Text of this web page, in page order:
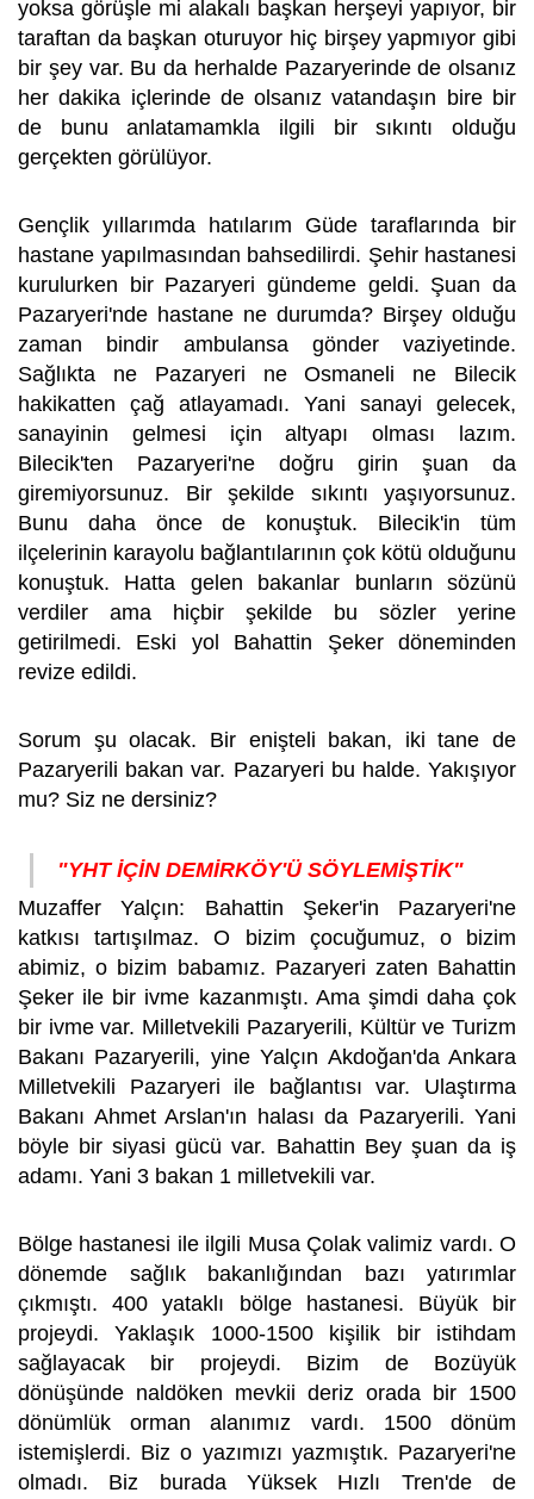
yoksa görüşle mi alakalı başkan herşeyi yapıyor, bir
taraftan da başkan oturuyor hiç birşey yapmıyor gibi
bir şey var. Bu da herhalde Pazaryerinde de olsanız
her dakika içlerinde de olsanız vatandaşın bire bir
de bunu anlatamamkla ilgili bir sıkıntı olduğu
gerçekten görülüyor.
Gençlik yıllarımda hatılarım Güde taraflarında bir
hastane yapılmasından bahsedilirdi. Şehir hastanesi
kurulurken bir Pazaryeri gündeme geldi. Şuan da
Pazaryeri'nde hastane ne durumda? Birşey olduğu
zaman bindir ambulansa gönder vaziyetinde.
Sağlıkta ne Pazaryeri ne Osmaneli ne Bilecik
hakikatten çağ atlayamadı. Yani sanayi gelecek,
sanayinin gelmesi için altyapı olması lazım.
Bilecik'ten Pazaryeri'ne doğru girin şuan da
giremiyorsunuz. Bir şekilde sıkıntı yaşıyorsunuz.
Bunu daha önce de konuştuk. Bilecik'in tüm
ilçelerinin karayolu bağlantılarının çok kötü olduğunu
konuştuk. Hatta gelen bakanlar bunların sözünü
verdiler ama hiçbir şekilde bu sözler yerine
getirilmedi. Eski yol Bahattin Şeker döneminden
revize edildi.
Sorum şu olacak. Bir enişteli bakan, iki tane de
Pazaryerili bakan var. Pazaryeri bu halde. Yakışıyor
mu? Siz ne dersiniz?
"YHT İÇİN DEMİRKÖY'Ü SÖYLEMİŞTİK"
Muzaffer Yalçın: Bahattin Şeker'in Pazaryeri'ne
katkısı tartışılmaz. O bizim çocuğumuz, o bizim
abimiz, o bizim babamız. Pazaryeri zaten Bahattin
Şeker ile bir ivme kazanmıştı. Ama şimdi daha çok
bir ivme var. Milletvekili Pazaryerili, Kültür ve Turizm
Bakanı Pazaryerili, yine Yalçın Akdoğan'da Ankara
Milletvekili Pazaryeri ile bağlantısı var. Ulaştırma
Bakanı Ahmet Arslan'ın halası da Pazaryerili. Yani
böyle bir siyasi gücü var. Bahattin Bey şuan da iş
adamı. Yani 3 bakan 1 milletvekili var.
Bölge hastanesi ile ilgili Musa Çolak valimiz vardı. O
dönemde sağlık bakanlığından bazı yatırımlar
çıkmıştı. 400 yataklı bölge hastanesi. Büyük bir
projeydi. Yaklaşık 1000-1500 kişilik bir istihdam
sağlayacak bir projeydi. Bizim de Bozüyük
dönüşünde naldöken mevkii deriz orada bir 1500
dönümlük orman alanımız vardı. 1500 dönüm
istemişlerdi. Biz o yazımızı yazmıştık. Pazaryeri'ne
olmadı. Biz burada Yüksek Hızlı Tren'de de